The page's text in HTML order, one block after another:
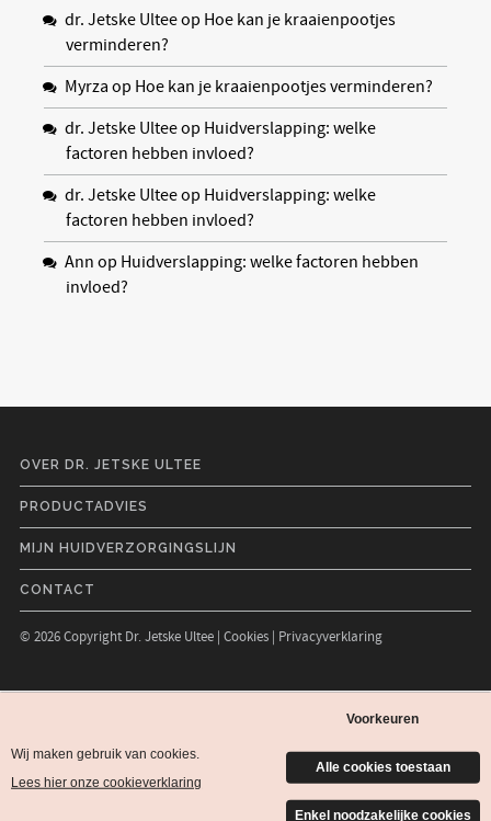
dr. Jetske Ulteeop Hoe kan je kraaienpootjes
verminderen?
Myrza op Hoe kan je kraaienpootjes verminderen?
dr. Jetske Ulteeop Huidverslapping: welke
factoren hebben invloed?
dr. Jetske Ulteeop Huidverslapping: welke
factoren hebben invloed?
Ann op Huidverslapping: welke factoren hebben
invloed?
OVER DR. JETSKE ULTEE
PRODUCTADVIES
MIJN HUIDVERZORGINGSLIJN
CONTACT
© 2026 Copyright Dr. Jetske Ultee | Cookies| Privacyverklaring